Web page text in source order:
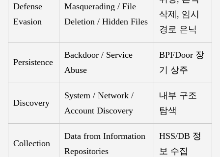
Defense
Evasion
Masquerading / File
Deletion / Hidden Files
삭제, 임시
경로 은닉
Persistence
Backdoor / Service
Abuse
BPFDoor 장
기 상주
Discovery
System / Network /
Account Discovery
내부 구조
탐색
Collection
Data from Information
Repositories
HSS/DB 정
보 수집